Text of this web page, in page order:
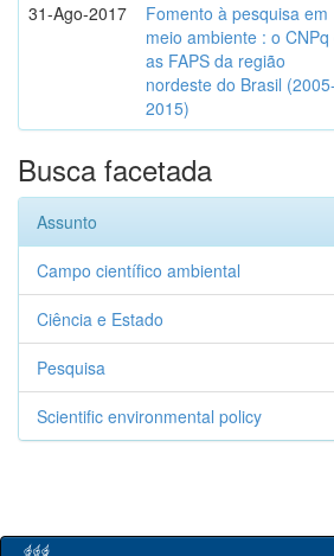
31-Ago-2017
Fomento à pesquisa em
meio ambiente : o CNPq
as FAPS da região
nordeste do Brasil (2005-
2015)
Busca facetada
Assunto
Campo científico ambiental
Ciência e Estado
Pesquisa
Scientific environmental policy